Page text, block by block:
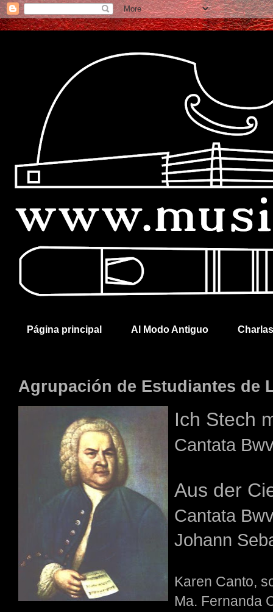
Página principal Al Modo Antiguo
Agrupación de Estudiantes de
Ich Stech
Cantata
Aus der
Cantata
Johann
Karen Canto,
Ma. Fernanda